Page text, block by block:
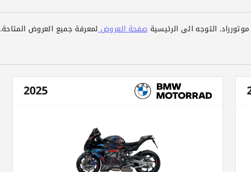
التوجه الى الرئيسيةصفحة العروضلمعرفة جميع العروض المتاحة.
2025